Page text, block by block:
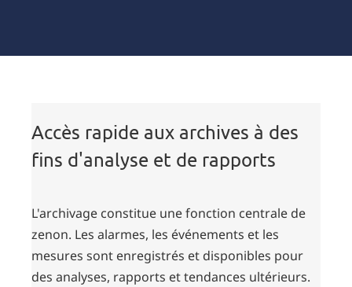
Accès rapide aux archives à des
fins d'analyse et de rapports
L'archivage constitue une fonction centrale de
zenon. Les alarmes, les événements et les
mesures sont enregistrés et disponibles pour
des analyses, rapports et tendances ultérieurs.